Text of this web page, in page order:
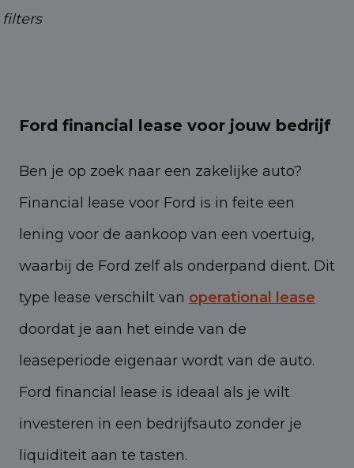
filters
Ford financial lease voor jouw bedrijf
Ben je op zoek naar een zakelijke auto?
Financial lease voor Ford is in feite een
lening voor de aankoop van een voertuig,
waarbij de Ford zelf als onderpand dient. Dit
type lease verschilt van operational lease
doordat je aan het einde van de
leaseperiode eigenaar wordt van de auto.
Ford financial lease is ideaal als je wilt
investeren in een bedrijfsauto zonder je
liquiditeit aan te tasten.